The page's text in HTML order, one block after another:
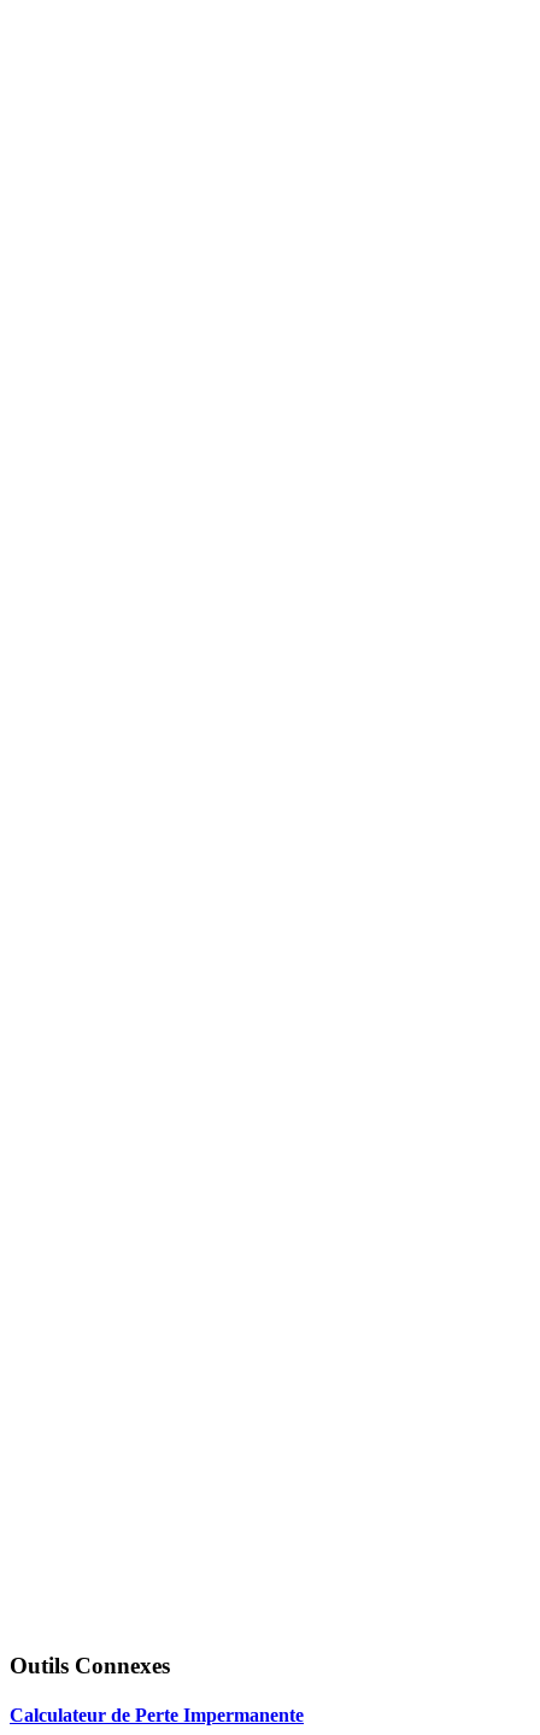
Outils Connexes
Calculateur de Perte Impermanente